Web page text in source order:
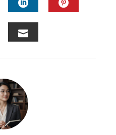
LINKEDIN